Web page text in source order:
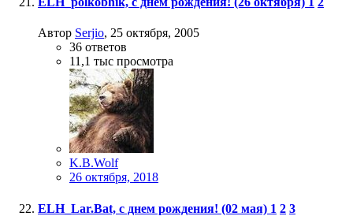
Автор Serjio, 25 октября, 2005
36 ответов
11,1 тыс просмотра
K.B.Wolf
26 октября, 2018
ELH_Lar.Bat, с днем рождения! (02 мая) 1 2 3